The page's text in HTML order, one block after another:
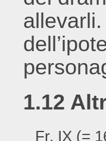
1.12
Fr. IX (=